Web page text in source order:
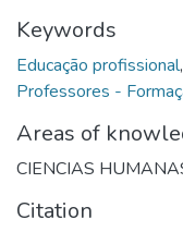
Keywords
Educação profissional,
Professores -
Areas of
CIENCIAS
Citation